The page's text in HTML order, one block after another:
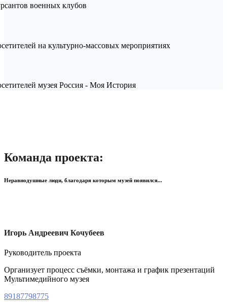
военных клубов
на культурно-массовых мероприятиях
музея Россия - Моя История
Команда проекта:
Неравнодушные люди, благодаря которым музей появился...
Игорь Андреевич Кочубеев
Руководитель проекта
Организует процесс съёмки, монтажа и график презентаций
Мультимедийного музея
89187798775